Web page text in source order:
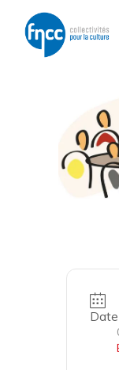
main
content
Date
Panneau de gestion